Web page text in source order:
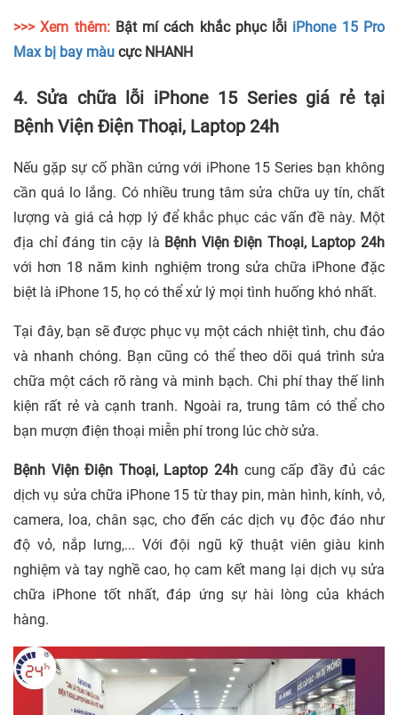
>>> Xem thêm: Bật mí cách khắc phục lỗi iPhone 15 Pro
Max bị bay màu cực NHANH
4. Sửa chữa lỗi iPhone 15 Series giá rẻ tại
Bệnh Viện Điện Thoại, Laptop 24h
Nếu gặp sự cố phần cứng với iPhone 15 Series bạn không
cần quá lo lắng. Có nhiều trung tâm sửa chữa uy tín, chất
lượng và giá cả hợp lý để khắc phục các vấn đề này. Một
địa chỉ đáng tin cậy là Bệnh Viện Điện Thoại, Laptop 24h
với hơn 18 năm kinh nghiệm trong sửa chữa iPhone đặc
biệt là iPhone 15, họ có thể xử lý mọi tình huống khó nhất.
Tại đây, bạn sẽ được phục vụ một cách nhiệt tình, chu đáo
và nhanh chóng. Bạn cũng có thể theo dõi quá trình sửa
chữa một cách rõ ràng và minh bạch. Chi phí thay thế linh
kiện rất rẻ và cạnh tranh. Ngoài ra, trung tâm có thể cho
bạn mượn điện thoại miễn phí trong lúc chờ sửa.
Bệnh Viện Điện Thoại, Laptop 24h cung cấp đầy đủ các
dịch vụ sửa chữa iPhone 15 từ thay pin, màn hình, kính, vỏ,
camera, loa, chân sạc, cho đến các dịch vụ độc đáo như
độ vỏ, nắp lưng,... Với đội ngũ kỹ thuật viên giàu kinh
nghiệm và tay nghề cao, họ cam kết mang lại dịch vụ sửa
chữa iPhone tốt nhất, đáp ứng sự hài lòng của khách
hàng.